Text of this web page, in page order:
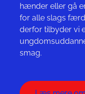
hænder eller gå
for alle slags
derfor tilbyder vi
smag.